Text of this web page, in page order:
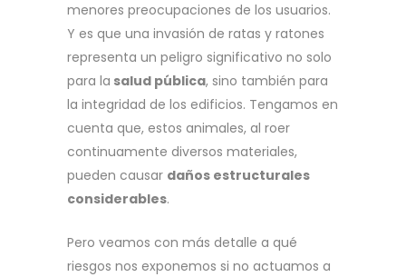
menores preocupaciones de los usuarios.
Y es que una invasión de ratas y ratones
representa un peligro significativo no solo
para la salud pública, sino también para
la integridad de los edificios. Tengamos en
cuenta que, estos animales, al roer
continuamente diversos materiales,
pueden causar daños estructurales
considerables.
Pero veamos con más detalle a qué
riesgos nos exponemos si no actuamos a